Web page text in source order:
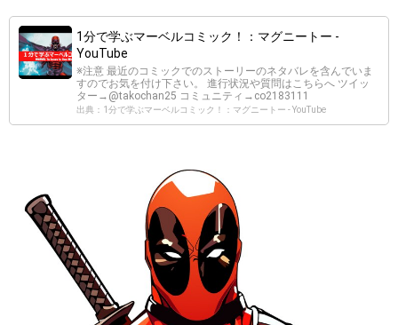
1分で学ぶマーベルコミック！：マグニートー -
YouTube
※注意 最近のコミックでのストーリーのネタバレを含んでいま
すのでお気を付け下さい。 進行状況や質問はこちらへ ツイッ
ター→@takochan25 コミュニティ→co2183111
出典：1分で学ぶマーベルコミック！：マグニートー - YouTube